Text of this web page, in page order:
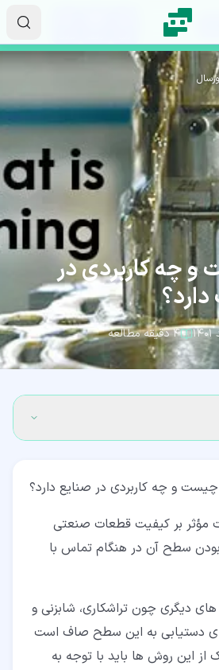
چه کاربردی در
۴ دقیقه مطالعه
و چه کاربردی در صنایع دارد؟
مؤثر بر کیفیت قطعات صنعتی
سطح آن در هنگام تماس با
دیگری چون تراشکاری، شابزنی و
دستیابی به این سطح صاف است
از این روش ها باید با توجه به